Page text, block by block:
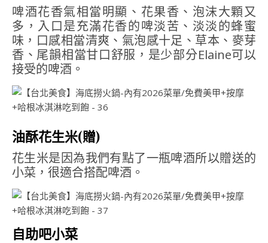
啤酒花香氣相當明顯、花果香、泡沫大顆又
多，入口是充滿花香的啤淡苦、淡淡的蜂蜜
味，口感相當清爽、氣泡感十足、草本、麥芽
香、尾韻相當甘口舒服，是少部分Elaine可以
接受的啤酒。
油酥花生米(贈)
花生米是因為我們有點了一瓶啤酒所以贈送的
小菜，很適合搭配啤酒。
自助吧小菜